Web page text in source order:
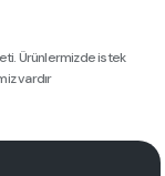
Ürünlermizde istek
vardır